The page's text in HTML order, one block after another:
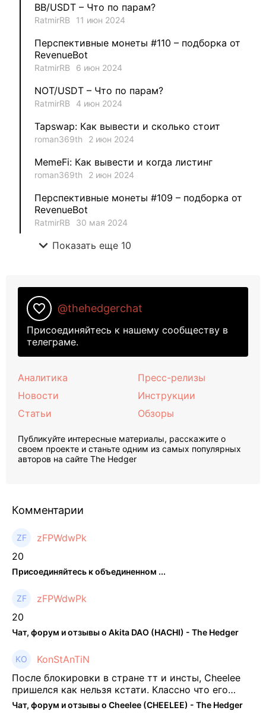
DecimalChain 1
Ksenia 1
METAMINECRAFT
Kate_AAX 1
BB/USDT – Что по парам?
RatmirRB 11 июн 2024
Перспективные монеты #110 – подборка от
RevenueBot
RatmirRB 6 июн 2024
NOT/USDT – Что по парам?
RatmirRB 4 июн 2024
Tapswap: Как вывести и сколько стоит
roman369th 2 июн 2024
MemeFi: Как вывести и когда листинг
roman369th 2 июн 2024
Перспективные монеты #109 – подборка от
RevenueBot
RatmirRB 30 мая 2024
expand_more Показать еще 10
favorite_border @thehedgerchat
Присоединяйтесь к нашему сообществу в
телеграме.
Аналитика
Новости
Статьи
Пресс-релизы
Инструкции
Обзоры
Публикуйте интересные материалы, расскажите о
своем проекте и станьте одним из самых популярных
авторов на сайте The Hedger
Комментарии
zFPWdwPk
20
Присоединяйтесь к объединенном ...
zFPWdwPk
20
Чат, форум и отзывы о Akita DAO (HACHI) - The Hedger
KonStAnTiN
После блокировки в стране тт и инсты, Cheelee
пришелся как нельзя кстати. Классно что его
можно юзать без так уже всем надоевшего vpn.
Сейчас просто чилю и наслаждаюсь др ...
Чат, форум и отзывы о Cheelee (CHEELEE) - The Hedger